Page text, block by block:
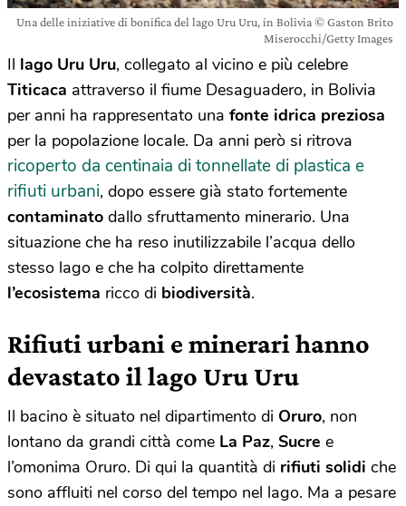
Una delle iniziative di bonifica del lago Uru Uru, in Bolivia © Gaston Brito
Miserocchi/Getty Images
Il lago Uru Uru, collegato al vicino e più celebre
Titicaca attraverso il fiume Desaguadero, in Bolivia
per anni ha rappresentato una fonte idrica preziosa
per la popolazione locale. Da anni però si ritrova
ricoperto da centinaia di tonnellate di plastica e
rifiuti urbani, dopo essere già stato fortemente
contaminato dallo sfruttamento minerario. Una
situazione che ha reso inutilizzabile l’acqua dello
stesso lago e che ha colpito direttamente
l’ecosistema ricco di biodiversità.
Rifiuti urbani e minerari hanno
devastato il lago Uru Uru
Il bacino è situato nel dipartimento di Oruro, non
lontano da grandi città come La Paz, Sucre e
l’omonima Oruro. Di qui la quantità di rifiuti solidi che
sono affluiti nel corso del tempo nel lago. Ma a pesare